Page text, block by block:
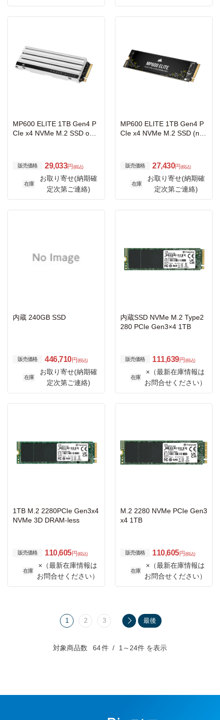
MP600 ELITE 1TB Gen4 P
CIe x4 NVMe M.2 SSD opti
販売価格 29,033円 (税込)
在庫
お取り寄せ(納期確
定次第ご連絡)
MP600 ELITE 1TB Gen4 P
CIe x4 NVMe M.2 SSD (no
販売価格 27,430円 (税込)
在庫
お取り寄せ(納期確
定次第ご連絡)
内蔵 240GB SSD
販売価格 446,710円 (税込)
在庫
お取り寄せ(納期確
定次第ご連絡)
内蔵SSD NVMe M.2 Type2
280 PCIe Gen3×4 1TB
販売価格 111,639円 (税込)
在庫
×（最新在庫情報は
お問合せください）
1TB M.2 2280PCIe Gen3x4
NVMe 3D DRAM-less
販売価格 110,605円 (税込)
在庫
×（最新在庫情報は
お問合せください）
M.2 2280 NVMe PCIe Gen3
x4 1TB
販売価格 110,605円 (税込)
在庫
×（最新在庫情報は
お問合せください）
対象商品数 64件 1～24件 を表示
1 2 3 最後